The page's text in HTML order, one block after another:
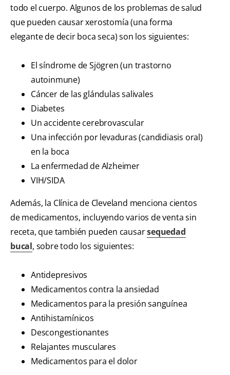
todo el cuerpo. Algunos de los problemas de salud
que pueden causar xerostomía (una forma
elegante de decir boca seca) son los siguientes:
El síndrome de Sjögren (un trastorno
autoinmune)
Cáncer de las glándulas salivales
Diabetes
Un accidente cerebrovascular
Una infección por levaduras (candidiasis oral)
en la boca
La enfermedad de Alzheimer
VIH/SIDA
Además, la Clínica de Cleveland menciona cientos
de medicamentos, incluyendo varios de venta sin
receta, que también pueden causarsequedad
bucal, sobre todo los siguientes:
Antidepresivos
Medicamentos contra la ansiedad
Medicamentos para la presión sanguínea
Antihistamínicos
Descongestionantes
Relajantes musculares
Medicamentos para el dolor